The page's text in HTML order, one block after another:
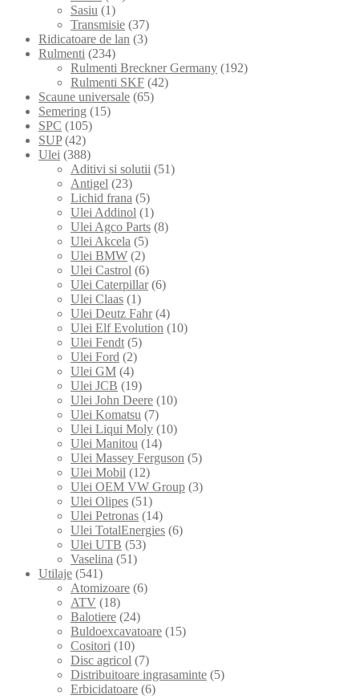
Sasiu (1)
Transmisie (37)
Ridicatoare de lan (3)
Rulmenti (234)
Rulmenti Breckner Germany (192)
Rulmenti SKF (42)
Scaune universale (65)
Semering (15)
SPC (105)
SUP (42)
Ulei (388)
Aditivi si solutii (51)
Antigel (23)
Lichid frana (5)
Ulei Addinol (1)
Ulei Agco Parts (8)
Ulei Akcela (5)
Ulei BMW (2)
Ulei Castrol (6)
Ulei Caterpillar (6)
Ulei Claas (1)
Ulei Deutz Fahr (4)
Ulei Elf Evolution (10)
Ulei Fendt (5)
Ulei Ford (2)
Ulei GM (4)
Ulei JCB (19)
Ulei John Deere (10)
Ulei Komatsu (7)
Ulei Liqui Moly (10)
Ulei Manitou (14)
Ulei Massey Ferguson (5)
Ulei Mobil (12)
Ulei OEM VW Group (3)
Ulei Olipes (51)
Ulei Petronas (14)
Ulei TotalEnergies (6)
Ulei UTB (53)
Vaselina (51)
Utilaje (541)
Atomizoare (6)
ATV (18)
Balotiere (24)
Buldoexcavatoare (15)
Cositori (10)
Disc agricol (7)
Distribuitoare ingrasaminte (5)
Erbicidatoare (6)